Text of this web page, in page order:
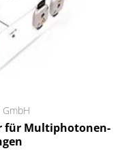
für Multiphotonen-